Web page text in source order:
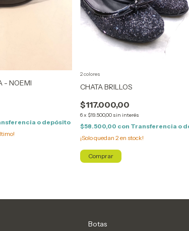
- NOEMI
o depósito
CHATA BRILLOS
$117.000,00
6x $19.500,00 sin interés
$58.500,00 con Transferencia o
¡Solo quedan 2 en stock!
2 colores
Comprar
Botas